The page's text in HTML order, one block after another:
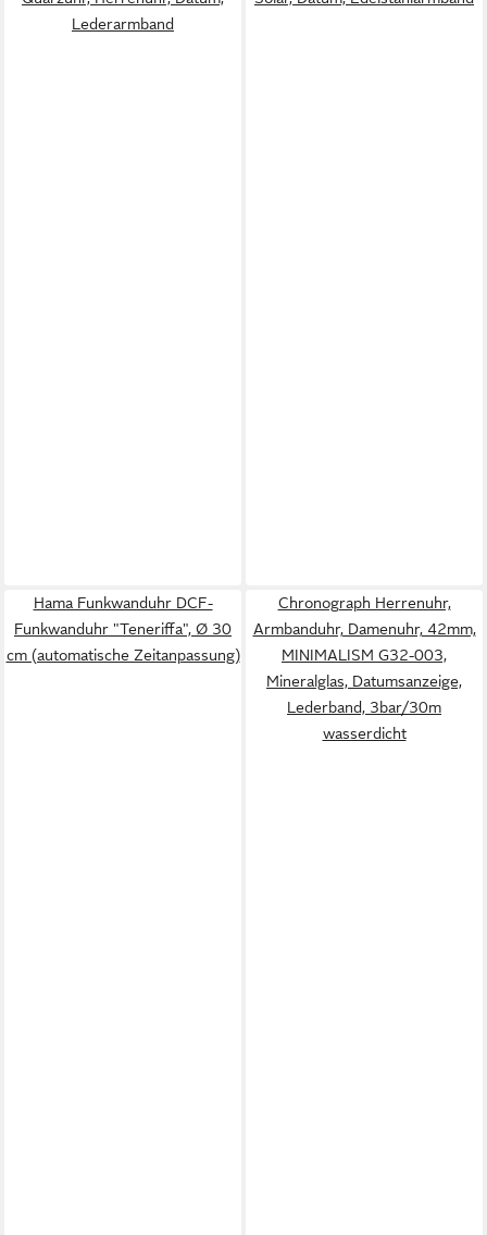
Lederarmband
Hama Funkwanduhr DCF-
Funkwanduhr "Teneriffa", Ø 30
cm (automatische Zeitanpassung)
Chronograph Herrenuhr,
Armbanduhr, Damenuhr, 42mm,
MINIMALISM G32-003,
Mineralglas, Datumsanzeige,
Lederband, 3bar/30m
wasserdicht